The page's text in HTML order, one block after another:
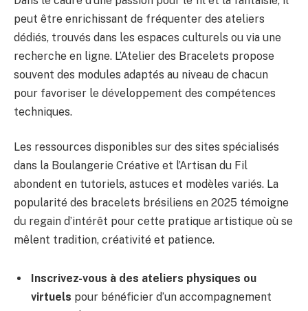
peut être enrichissant de fréquenter des ateliers
dédiés, trouvés dans les espaces culturels ou via une
recherche en ligne. L’Atelier des Bracelets propose
souvent des modules adaptés au niveau de chacun
pour favoriser le développement des compétences
techniques.
Les ressources disponibles sur des sites spécialisés
dans la Boulangerie Créative et l’Artisan du Fil
abondent en tutoriels, astuces et modèles variés. La
popularité des bracelets brésiliens en 2025 témoigne
du regain d’intérêt pour cette pratique artistique où se
mêlent tradition, créativité et patience.
Inscrivez-vous à des ateliers physiques ou
virtuels pour bénéficier d’un accompagnement